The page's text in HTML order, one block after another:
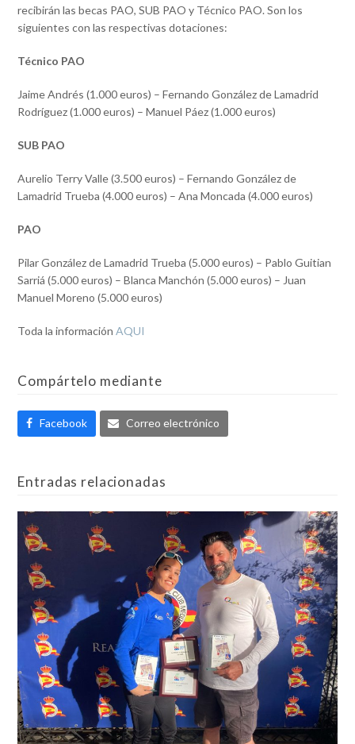
recibirán las becas PAO, SUB PAO y Técnico PAO. Son los
siguientes con las respectivas dotaciones:
Técnico PAO
Jaime Andrés (1.000 euros) – Fernando González de Lamadrid
Rodríguez (1.000 euros) – Manuel Páez (1.000 euros)
SUB PAO
Aurelio Terry Valle (3.500 euros) – Fernando González de
Lamadrid Trueba (4.000 euros) – Ana Moncada (4.000 euros)
PAO
Pilar González de Lamadrid Trueba (5.000 euros) – Pablo Guitian
Sarriá (5.000 euros) – Blanca Manchón (5.000 euros) – Juan
Manuel Moreno (5.000 euros)
Toda la informaciónAQUI
Compártelo mediante
Facebook Correo electrónico
Entradas relacionadas